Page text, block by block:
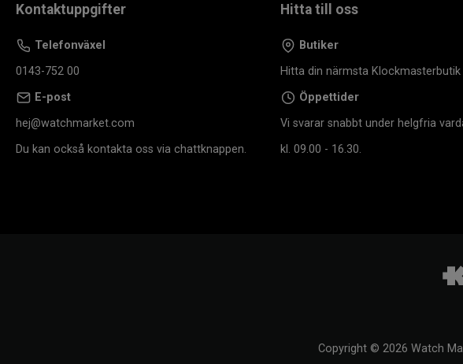
Kontaktuppgifter
Telefonväxel
0143-752 00
E-post
hej@watchmarket.com
Du kan också kontakta oss via chattknappen.
Hitta till oss
Butiker
Hitta din närmsta Klockmasterbutik
Öppettider
Vi svarar snabbt under helgfria
kl. 09.00 - 16.30.
Copyright © 2026 Watch